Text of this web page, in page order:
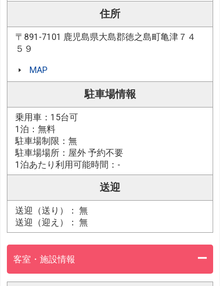
住所
〒891-7101 鹿児島県大島郡徳之島町亀津７４
５９
MAP
駐車場情報
乗用車：15台可
1泊：無料
駐車場制限：無
駐車場場所：屋外 予約不要
1泊あたり利用可能時間：-
送迎
送迎（送り）： 無
送迎（迎え）： 無
客室・施設情報